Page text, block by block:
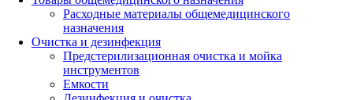
Расходные материалы общемедицинского
назначения
Очистка и дезинфекция
Предстерилизационная очистка и мойка
инструментов
Емкости